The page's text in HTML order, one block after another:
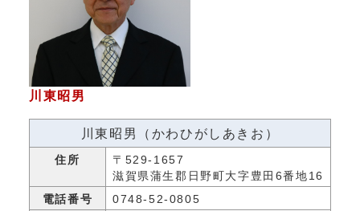
川東昭男
川東昭男（かわひがしあきお）
住所
〒529-1657
滋賀県蒲生郡日野町大字豊田6番地16
電話番号
0748-52-0805